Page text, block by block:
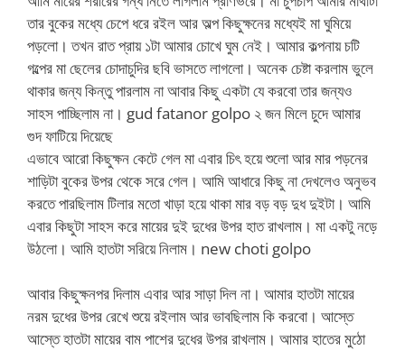
তার বুকের মধ্যে চেপে ধরে রইল আর অল্প কিছুক্ষনের মধ্যেই মা ঘুমিয়ে
পড়লো। তখন রাত প্রায় ১টা আমার চোখে ঘুম নেই। আমার কল্পনায় চটি
গল্পের মা ছেলের চোদাচুদির ছবি ভাসতে লাগলো। অনেক চেষ্টা করলাম ভুলে
থাকার জন্য কিন্তু পারলাম না আবার কিছু একটা যে করবো তার জন্যও
সাহস পাচ্ছিলাম না। gud fatanor golpo ২ জন মিলে চুদে আমার
গুদ ফাটিয়ে দিয়েছে
এভাবে আরো কিছুক্ষন কেটে গেল মা এবার চিৎ হয়ে শুলো আর মার পড়নের
শাড়িটা বুকের উপর থেকে সরে গেল। আমি আধারে কিছু না দেখলেও অনুভব
করতে পারছিলাম টিলার মতো খাড়া হয়ে থাকা মার বড় বড় দুধ দুইটা। আমি
এবার কিছুটা সাহস করে মায়ের দুই দুধের উপর হাত রাখলাম। মা একটু নড়ে
উঠলো। আমি হাতটা সরিয়ে নিলাম। new choti golpo
আবার কিছুক্ষনপর দিলাম এবার আর সাড়া দিল না। আমার হাতটা মায়ের
নরম দুধের উপর রেখে শুয়ে রইলাম আর ভাবছিলাম কি করবো। আস্তে
আস্তে হাতটা মায়ের বাম পাশের দুধের উপর রাখলাম। আমার হাতের মুঠো